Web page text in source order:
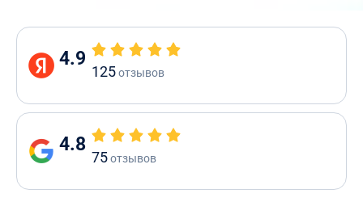
4.9
125отзывов
4.8
75отзывов